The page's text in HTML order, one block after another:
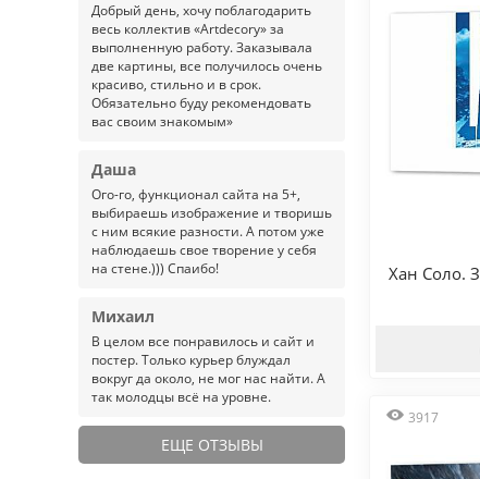
Добрый день, хочу поблагодарить
весь коллектив «Artdecory» за
выполненную работу. Заказывала
две картины, все получилось очень
красиво, стильно и в срок.
Обязательно буду рекомендовать
вас своим знакомым»
Даша
Ого-го, функционал сайта на 5+,
выбираешь изображение и творишь
с ним всякие разности. А потом уже
наблюдаешь свое творение у себя
на стене.))) Спаибо!
Михаил
В целом все понравилось и сайт и
постер. Только курьер блуждал
вокруг да около, не мог нас найти. А
так молодцы всё на уровне.
ЕЩЕ ОТЗЫВЫ
Хан Соло.
3917